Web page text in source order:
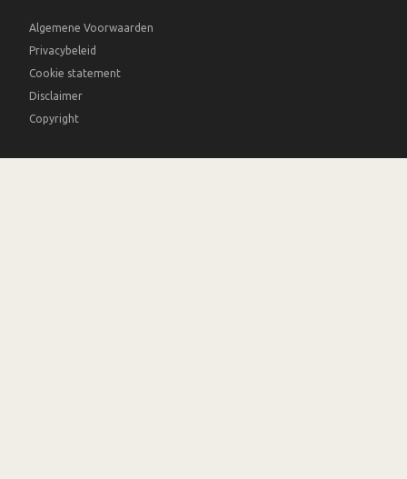
Algemene Voorwaarden
Privacybeleid
Cookie statement
Disclaimer
Copyright